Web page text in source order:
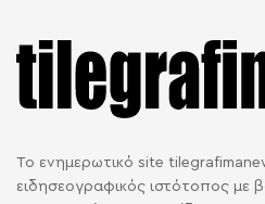
Το ενημερωτικό site
ειδησεογραφικός ιστότοπος με